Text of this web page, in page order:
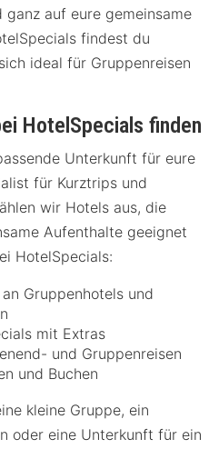
auf eure gemeinsame
findest du
ideal für Gruppenreisen
HotelSpecials finden
Unterkunft für eure
für Kurztrips und
wir Hotels aus, die
Aufenthalte geeignet
HotelSpecials:
Gruppenhotels und
mit Extras
und Gruppenreisen
und Buchen
kleine Gruppe, ein
oder eine Unterkunft für ein